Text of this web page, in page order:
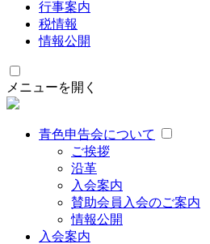
行事案内
税情報
情報公開
メニューを開く
青色申告会について
ご挨拶
沿革
入会案内
賛助会員入会のご案内
情報公開
入会案内